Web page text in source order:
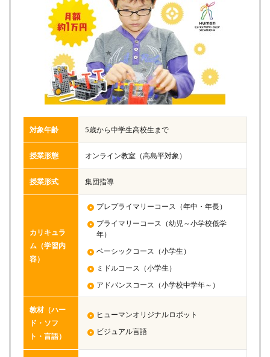
対象年齢 5歳から中学生高校生まで
授業形態 オンライン教室（高島平対象）
授業形式 集団指導
カリキュラ
ム（学習内
容）
プレプライマリーコース（年中・年長）
プライマリーコース（幼児～小学校低学
年）
ベーシックコース（小学生）
ミドルコース（小学生）
アドバンスコース（小学校中学年～）
教材（ハー
ド・ソフ
ト・言語）
ヒューマンオリジナルロボット
ビジュアル言語